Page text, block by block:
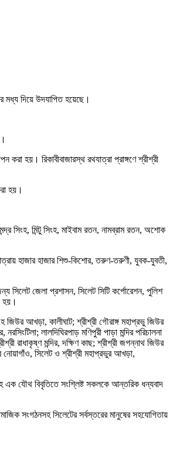
মধ্য দিয়ে উদযাপিত হয়েছে।
করা হয়। রিকাবীবাজারস্থ রথযাত্রা প্রাঙ্গণে শ্রীশ্রী
হয়।
সিংহ, মিন্টু সিংহ, মাইবাম রতন, নামব্রাম রতন, অশোক
হাজার হাজার শিশু-কিশোর, তরুণ-তরুণী, যুবক-যুবতী,
সিলেট জেলা প্রশাসন, সিলেট সিটি কর্পোরেশন, পুলিশ
হয়।
জিউর আখড়া, কালীঘাট; শ্রীশ্রী গৌরাঙ্গ মহাপ্রভু জিউর
লালদিঘিরপাড় মণিপুরী পাড়া মন্দির পরিচালনা
রাধাকৃষ্ণ মন্দির, দক্ষিণ কাছ; শ্রীশ্রী জগন্নাথ জিউর
নোয়াগাঁও, সিলেট ও শ্রীশ্রী মহাপ্রভুর আখড়া,
এক যৌথ বিবৃতিতে সংশ্লিষ্ট সকলকে আন্তরিক ধন্যবাদ
সংগঠনসহ সিলেটের সর্বস্তরের মানুষের সহযোগিতায়